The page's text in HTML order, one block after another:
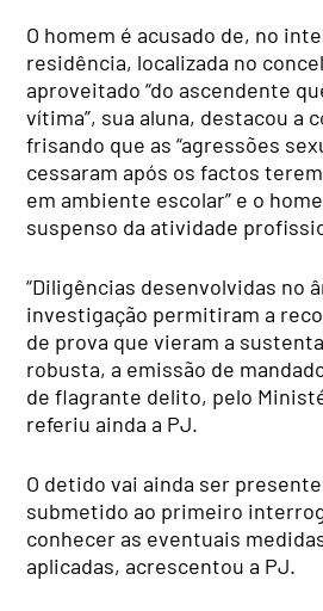
O homem é acusado de, no
residência, localizada no
aproveitado “do ascendente
vítima”, sua aluna, destacou a
frisando que as “agressões
cessaram após os factos
em ambiente escolar” e o
suspenso da atividade
“Diligências desenvolvidas no
investigação permitiram a
de prova que vieram a
robusta, a emissão de
de flagrante delito, pelo
referiu ainda a PJ.
O detido vai ainda ser
submetido ao primeiro
conhecer as eventuais
aplicadas, acrescentou a PJ.